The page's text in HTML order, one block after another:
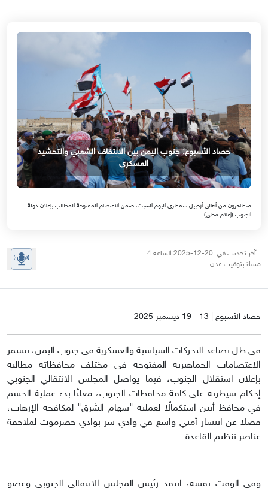
حصاد الأسبوع: جنوب اليمن بين الالتفاف الشعبي والتحشيد
العسكري
متظاهرون من أهالي أرخبيل سقطرى اليوم السبت، ضمن الاعتصام المفتوحة المطالب بإعلان دولة
الجنوب (إعلام محلي)
آخر تحديث في: 20-12-2025 الساعة 4
مساءً بتوقيت عدن
حصاد الأسبوع | 13 - 19 ديسمبر 2025
في ظل تصاعد التحركات السياسية والعسكرية في جنوب اليمن، تستمر
الاعتصامات الجماهيرية المفتوحة في مختلف محافظاته مطالبة
بإعلان استقلال الجنوب، فيما يواصل المجلس الانتقالي الجنوبي
إحكام سيطرته على كافة محافظات الجنوب، معلنًا بدء عملية الحسم
في محافظ أبين استكمالًا لعملية "سهام الشرق" لمكافحة الإرهاب،
فضلا عن انتشار أمني واسع في وادي سر بوادي حضرموت لملاحقة
عناصر تنظيم القاعدة.
وفي الوقت نفسه، انتقد رئيس المجلس الانتقالي الجنوبي وعضو